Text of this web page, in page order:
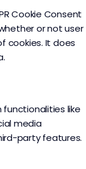
Cookie Consent
or not user
cookies. It does
like
media
party features.